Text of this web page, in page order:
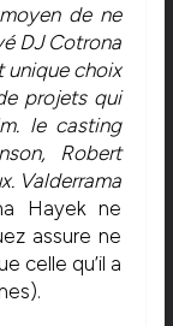
de ne
DJ Cotrona
unique choix
projets qui
le casting
Robert
Valderrama
Hayek ne
assure ne
celle qu’il a